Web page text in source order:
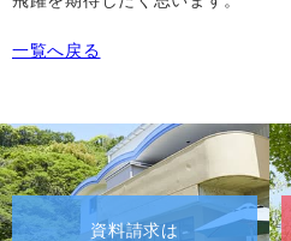
一覧へ戻る
資料請求は